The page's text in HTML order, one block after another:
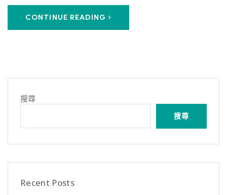
CONTINUE READING
搜尋
搜尋
Recent Posts